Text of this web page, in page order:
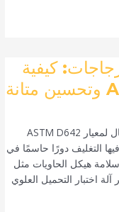
كيفية
الامتثال لمعيار ASTM D642 وتحسين متانة
آلة اختبار التحميل العلوي للزجاجات: كيفية الامتثال لمعيار ASTM D642
التغليف دورًا حاسمًا في
سلامة هيكل الحاويات مثل
اختبار التحميل العلوي